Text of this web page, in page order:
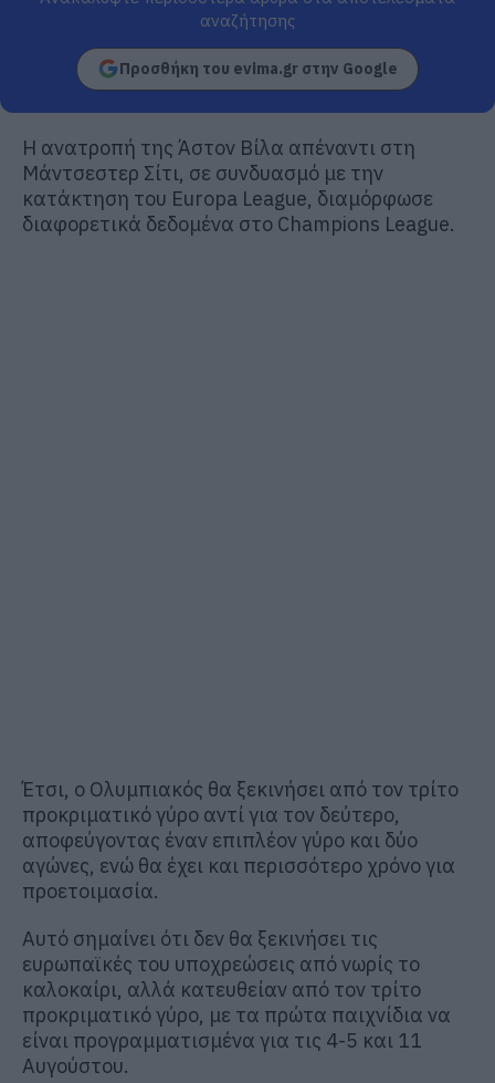
αναζήτησης
Προσθήκη του evima.gr στην Google
Η ανατροπή της Άστον Βίλα απέναντι στη
Μάντσεστερ Σίτι, σε συνδυασμό με την
κατάκτηση του Europa League, διαμόρφωσε
διαφορετικά δεδομένα στο Champions League.
Έτσι, ο Ολυμπιακός θα ξεκινήσει από τον τρίτο
προκριματικό γύρο αντί για τον δεύτερο,
αποφεύγοντας έναν επιπλέον γύρο και δύο
αγώνες, ενώ θα έχει και περισσότερο χρόνο για
προετοιμασία.
Αυτό σημαίνει ότι δεν θα ξεκινήσει τις
ευρωπαϊκές του υποχρεώσεις από νωρίς το
καλοκαίρι, αλλά κατευθείαν από τον τρίτο
προκριματικό γύρο, με τα πρώτα παιχνίδια να
είναι προγραμματισμένα για τις 4-5 και 11
Αυγούστου.